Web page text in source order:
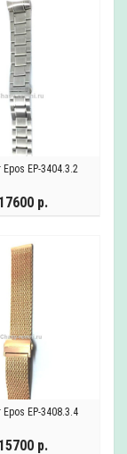
Epos EP-3404.3.2
17600 р.
Epos EP-3408.3.4
15700 р.